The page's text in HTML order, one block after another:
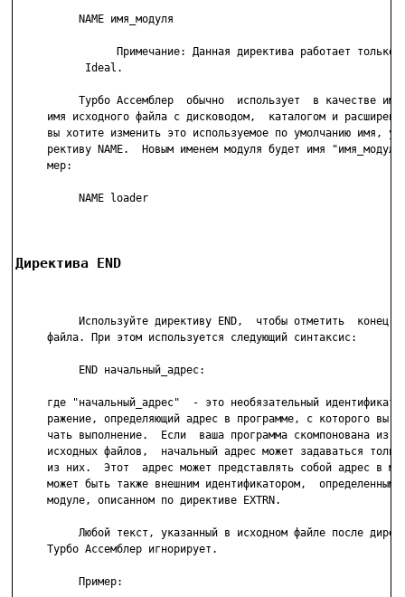
          NAME имя_модуля
Примечание: Данная директива работает только
           Ideal.
Турбо Ассемблер  обычно  использует  в качестве
имя исходного файла с дисководом,  каталогом и
вы хотите изменить это используемое по умолчанию имя,
рективу NAME.  Новым именем модуля будет имя
     мер:
          NAME loader
Директива END
Используйте директиву END,  чтобы отметить  конец
     файла. При этом используется следующий синтаксис:
          END начальный_адрес:
где "начальный_адрес"  - это необязательный
ражение, определяющий адрес в программе, с которого вы
чать выполнение.  Если  ваша программа скомпонована из
исходных файлов,  начальный адрес может задаваться
из них.  Этот  адрес может представлять собой адрес в
может быть также внешним идентификатором,  определенным
     модуле, описанном по директиве EXTRN.
Любой текст, указанный в исходном файле после
     Турбо Ассемблер игнорирует.
          Пример: